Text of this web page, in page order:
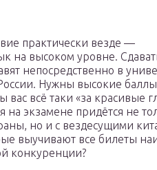
практически везде —
на высоком уровне.
непосредственно в
Нужны высокие
всё таки «за красивые
на экзамене придётся не
но и с вездесущими
выучивают все билеты
конкуренции?